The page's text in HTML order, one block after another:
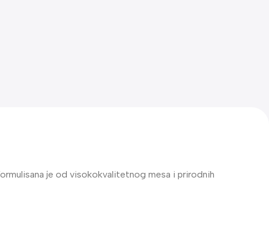
je od visokokvalitetnog mesa i prirodnih